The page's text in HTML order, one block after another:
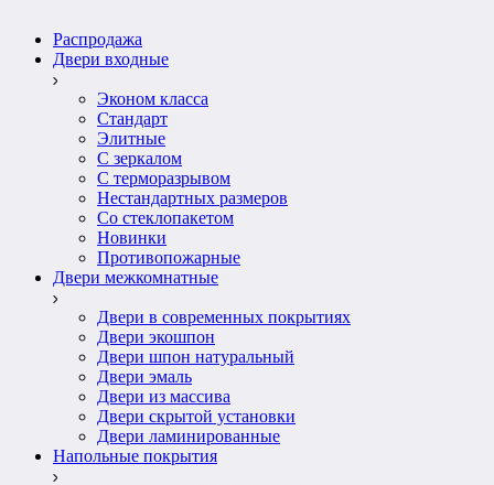
Распродажа
Двери входные
Эконом класса
Стандарт
Элитные
С зеркалом
С терморазрывом
Нестандартных размеров
Со стеклопакетом
Новинки
Противопожарные
Двери межкомнатные
Двери в современных покрытиях
Двери экошпон
Двери шпон натуральный
Двери эмаль
Двери из массива
Двери скрытой установки
Двери ламинированные
Напольные покрытия